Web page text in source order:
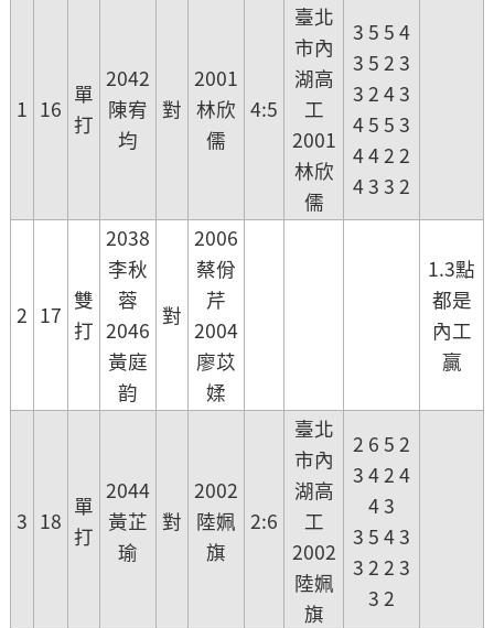
1 16
單
打
2042
陳宥
均
對
2001
林欣
儒
4:5
臺北
市內
湖高
工
2001
林欣
儒
3 5 5 4
3 5 2 3
3 2 4 3
4 5 5 3
4 4 2 2
4 3 3 2
2 17
雙
打
2038
李秋
蓉
2046
黃庭
韵
對
2006
蔡佾
芹
2004
廖苡
媃
1.3點
都是
內工
贏
3 18
單
打
2044
黃芷
瑜
對
2002
陸姵
旗
2:6
臺北
市內
湖高
工
2002
陸姵
旗
2 6 5 2
3 4 2 4
4 3
3 5 4 3
3 2 2 3
3 2